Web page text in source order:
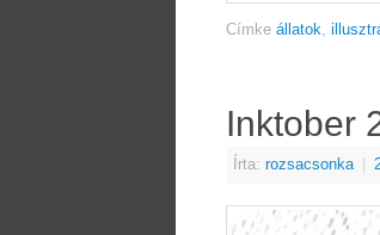
Címke állatok,
Inktober
Írta: rozsacsonka